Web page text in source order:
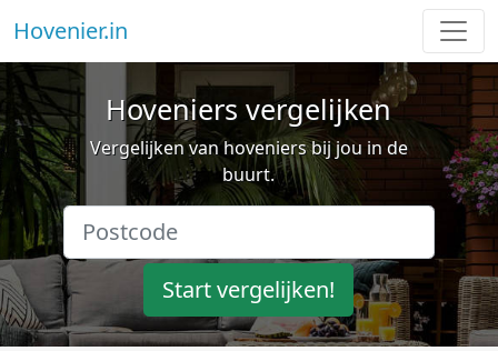
Hovenier.in
Hoveniers vergelijken
Vergelijken van hoveniers bij jou in de
buurt.
Start vergelijken!